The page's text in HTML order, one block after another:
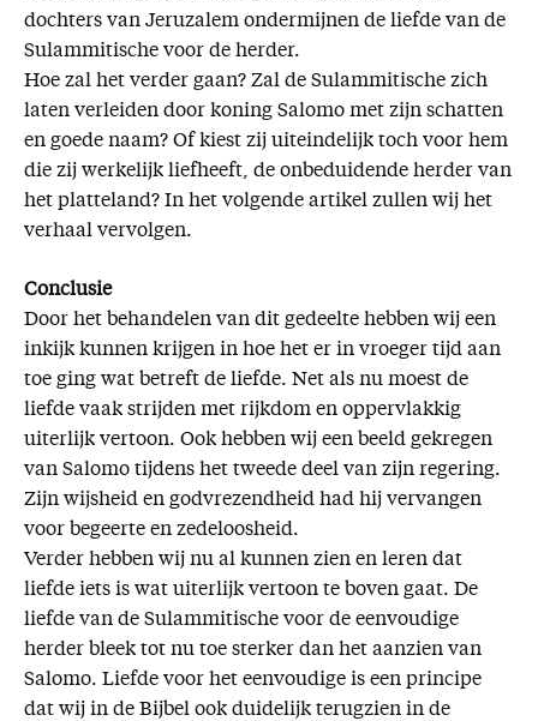
dochters van Jeruzalem ondermijnen de liefde van de
Sulammitische voor de herder.
Hoe zal het verder gaan? Zal de Sulammitische zich
laten verleiden door koning Salomo met zijn schatten
en goede naam? Of kiest zij uiteindelijk toch voor hem
die zij werkelijk liefheeft, de onbeduidende herder van
het platteland? In het volgende artikel zullen wij het
verhaal vervolgen.
Conclusie
Door het behandelen van dit gedeelte hebben wij een
inkijk kunnen krijgen in hoe het er in vroeger tijd aan
toe ging wat betreft de liefde. Net als nu moest de
liefde vaak strijden met rijkdom en oppervlakkig
uiterlijk vertoon. Ook hebben wij een beeld gekregen
van Salomo tijdens het tweede deel van zijn regering.
Zijn wijsheid en godvrezendheid had hij vervangen
voor begeerte en zedeloosheid.
Verder hebben wij nu al kunnen zien en leren dat
liefde iets is wat uiterlijk vertoon te boven gaat. De
liefde van de Sulammitische voor de eenvoudige
herder bleek tot nu toe sterker dan het aanzien van
Salomo. Liefde voor het eenvoudige is een principe
dat wij in de Bijbel ook duidelijk terugzien in de